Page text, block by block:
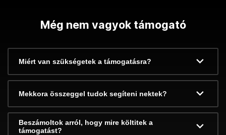
Még nem vagyok támogató
Miért van szükségetek a támogatásra?
Mekkora összeggel tudok segíteni nektek?
Beszámoltok arról, hogy mire költitek a
támogatást?